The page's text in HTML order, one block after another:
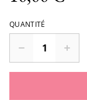
QUANTITÉ